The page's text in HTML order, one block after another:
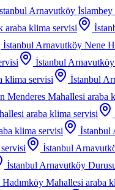
Arnavutköy İslambey
araba klima servisi
İstanbul Arnavutköy Nene
İstanbul Arnavutköy
klima servisi İstanbul
Menderes Mahallesi araba
araba klima servisi
klima servisi İstanbul
İstanbul
İstanbul Arnavutköy
Mahallesi araba